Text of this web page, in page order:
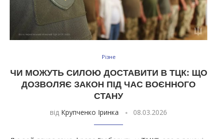
Різне
ЧИ МОЖУТЬ СИЛОЮ ДОСТАВИТИ В ТЦК: ЩО
ДОЗВОЛЯЄ ЗАКОН ПІД ЧАС ВОЄННОГО
СТАНУ
від Крупченко Іринка 08.03.2026